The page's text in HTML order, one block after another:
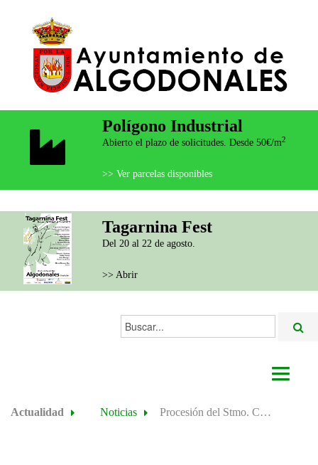
Polígono Industrial
Abierto el plazo de solicitudes. Desde 50€/m2
>> Ver parcelas disponibles
Tagarnina Fest
Del 20 al 22 de agosto.
>> Abrir
Buscar...
AYUNTAMIENTO
Actualidad Noticias Procesión del Stmo. Cristo Yacente y Ntra. Sra. de los Dolores